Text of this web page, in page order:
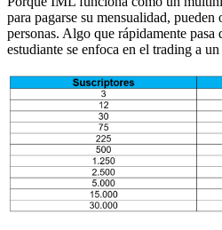
para pagarse su mensualidad, pueden
personas. Algo que rápidamente
estudiante se enfoca en el trading a